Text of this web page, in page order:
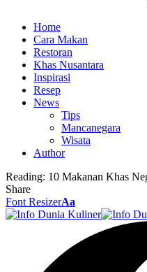
Home
Cara Makan
Restoran
Khas Nusantara
Inspirasi
Resep
News
Tips
Mancanegara
Wisata
Author
Reading: 10 Makanan Khas
Share
Font ResizerAa